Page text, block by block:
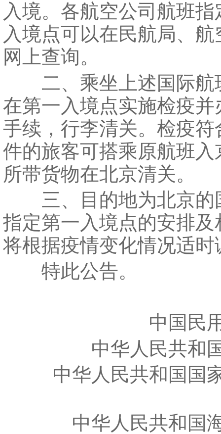
入境。各航空公司航班
入境点可以在民航局、
网上查询。
二、乘坐上述国际航
在第一入境点实施检疫并
手续，行李清关。检疫符
件的旅客可搭乘原航班入
所带货物在北京清关。
三、目的地为北京的
指定第一入境点的安排及
将根据疫情变化情况适时
特此公告。
中国民
中华人民共和
中华人民共和国国
中华人民共和国